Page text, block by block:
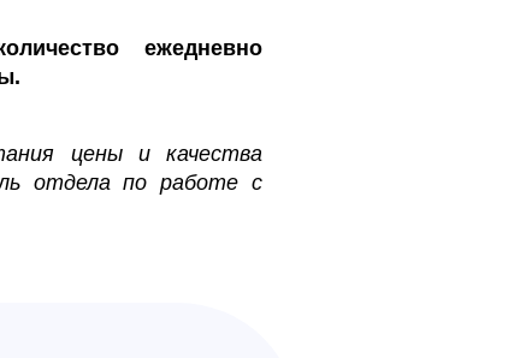
ежедневно
цены и качества
отдела по работе с